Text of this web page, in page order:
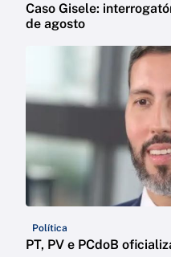
Caso Gisele:
de agosto
Política
PT, PV e PCdoB